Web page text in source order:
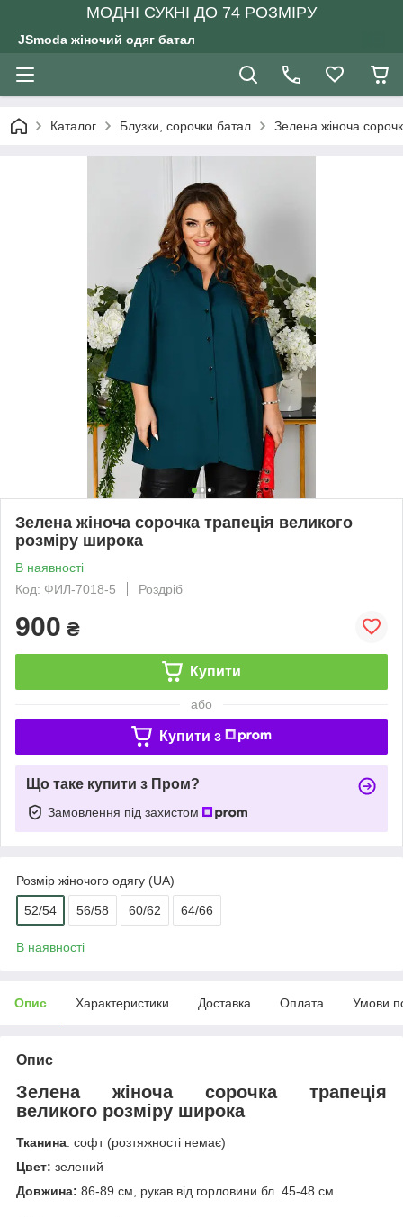
МОДНІ СУКНІ ДО 74 РОЗМІРУ
JSmoda жіночий одяг батал
Каталог Блузки, сорочки батал Зелена жіноча
Зелена жіноча сорочка трапеція великого
розміру широка
В наявності
Код: ФИЛ-7018-5
Роздріб
900 ₴
Купити
або
Купити з
Що таке купити з Пром?
Замовлення під захистом
Розмір жіночого одягу (UA)
52/54 56/58 60/62 64/66
В наявності
Опис Характеристики Доставка Оплата Умови
Опис
Зелена жіноча сорочка трапеція
великого розміру широка
Тканина: софт (розтяжності немає)
Цвет: зелений
Довжина: 86-89 см, рукав від горловини бл. 45-48 см​​​​​​